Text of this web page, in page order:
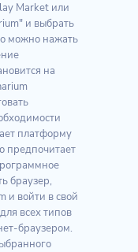
Market или
и выбрать
можно нажать
на
платформу
предпочитает
браузер,
и войти в свой
всех типов
браузером.